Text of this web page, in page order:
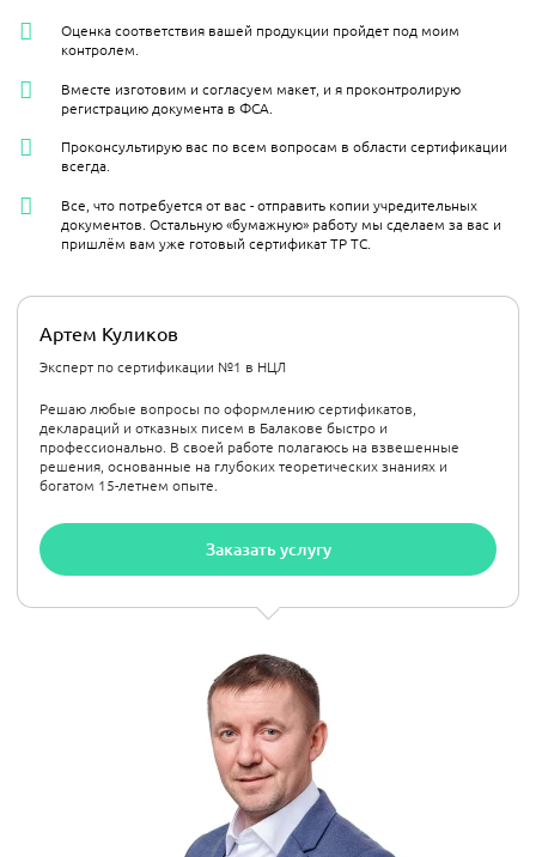
Артем Куликов
Эксперт по сертификации №1 в НЦЛ
Решаю любые вопросы по оформлению сертификатов,
деклараций и отказных писем в Балакове быстро и
профессионально. В своей работе полагаюсь на взвешенные
решения, основанные на глубоких теоретических знаниях и
богатом 15-летнем опыте.
Заказать услугу
Оценка соответствия вашей продукции пройдет под моим
контролем.
Вместе изготовим и согласуем макет, и я проконтролирую
регистрацию документа в ФСА.
Проконсультирую вас по всем вопросам в области сертификации
всегда.
Все, что потребуется от вас - отправить копии учредительных
документов. Остальную «бумажную» работу мы сделаем за вас и
пришлём вам уже готовый сертификат ТР ТС.